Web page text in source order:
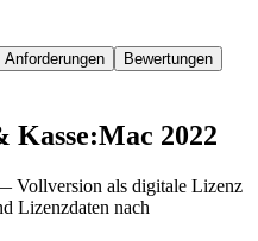
Anforderungen
Bewertungen
2022
Vollversion als digitale Lizenz
Lizenzdaten nach